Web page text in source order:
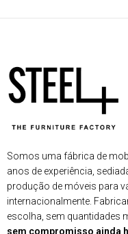
Somos uma fábrica de
anos de experiência,
produção de móveis para
internacionalmente.
escolha, sem quantidades
sem compromisso ainda